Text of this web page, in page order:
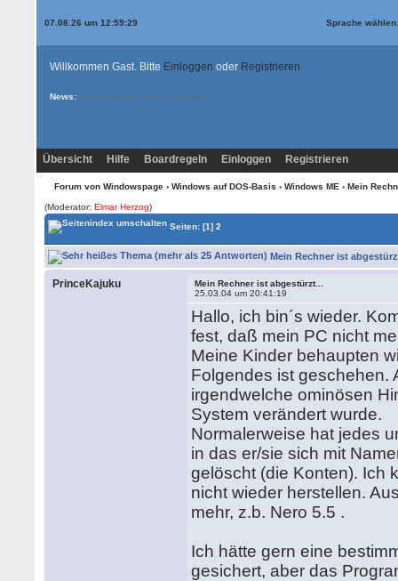
07.08.26 um 12:59:29 Sprache
Willkommen Gast. Bitte Einloggen oder Registrieren
News: Fragen kostet nichts... Also los....
Übersicht Hilfe Boardregeln Einloggen Registrieren
Forum von Windowspage› Windows auf DOS-Basis › Windows ME › Mein
(Moderator:Elmar Herzog)
Seiten:[1] 2
Mein Rechner ist
PrinceKajuku
Mein Rechner ist abgestürzt...
25.03.04 um 20:41:19
Hallo, ich bin´s wieder.
fest, daß mein PC nicht
Meine Kinder behaupten
Folgendes ist geschehen.
irgendwelche ominösen
System verändert wurde.
Normalerweise hat jedes
in das er/sie sich mit
gelöscht (die Konten). Ich
nicht wieder herstellen.
mehr, z.b. Nero 5.5 .
Ich hätte gern eine
gesichert, aber das